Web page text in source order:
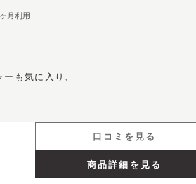
月利用
も気に入り、
口コミを見る
商品詳細を見る